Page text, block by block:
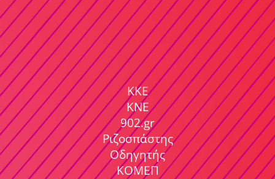
ΚΚΕ
ΚΝΕ
902.gr
Ριζοσπάστης
Οδηγητής
ΚΟΜΕΠ